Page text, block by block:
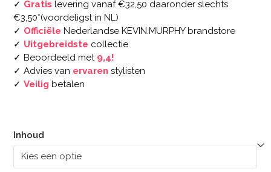
tot
€30.75
✓ Gratis levering vanaf €32,50 daaronder slechts
€3,50*(voordeligst in NL)
✓ Officiële Nederlandse KEVIN.MURPHY brandstore
✓ Uitgebreidste collectie
✓ Beoordeeld met 9,4!
✓ Advies van ervaren stylisten
✓Veilig betalen
Inhoud